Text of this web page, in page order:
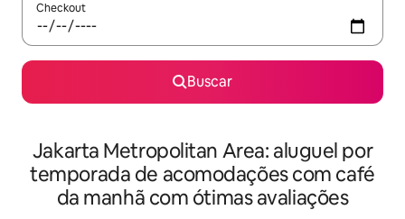
Checkout
Buscar
Jakarta Metropolitan Area: aluguel por
temporada de acomodações com café
da manhã com ótimas avaliações